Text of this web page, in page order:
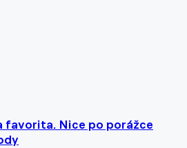
favorita. Nice po porážce